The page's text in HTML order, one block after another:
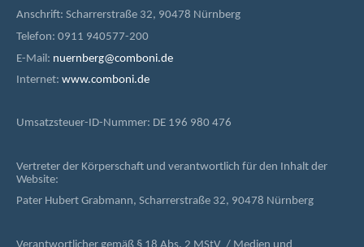
Anschrift: Scharrerstraße 32, 90478 Nürnberg
Telefon: 0911 940577-200
E-Mail: nuernberg@comboni.de
Internet: www.comboni.de
Umsatzsteuer-ID-Nummer: DE 196 980 476
Vertreter der Körperschaft und verantwortlich für den Inhalt der
Website:
Pater Hubert Grabmann, Scharrerstraße 32, 90478 Nürnberg